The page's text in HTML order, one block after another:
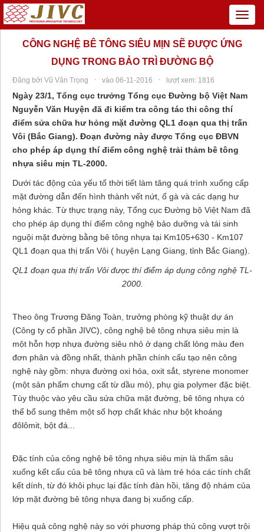
Menu
CÔNG NGHỆ BÊ TÔNG SIÊU MỊN SẼ ĐƯỢC ỨNG
DỤNG TRONG BẢO TRÌ ĐƯỜNG BỘ
Đăng bởi Vũ Văn Trọng · vào 06-11-2016 · lượt xem: 1816
Ngày 23/1, Tổng cục trưởng Tổng cục Đường bộ Việt Nam
Nguyễn Văn Huyện đã đi kiểm tra công tác thi công thí
điểm sửa chữa hư hỏng mặt đường QL1 đoạn qua thị trấn
Vôi (Bắc Giang). Đoạn đường này được Tổng cục ĐBVN
cho phép áp dụng thí điểm công nghệ trải thảm bê tông
nhựa siêu mịn TL-2000.
Dưới tác động của yếu tố thời tiết làm tăng quá trình xuống cấp
mặt đường dẫn đến hình thành vết nứt, ổ gà và các dạng hư
hỏng khác. Từ thực trạng này, Tổng cục Đường bộ Việt Nam đã
cho phép áp dụng thí điểm công nghệ bảo dưỡng và tái sinh
nguội mặt đường bằng bê tông nhựa tại Km105+630 - Km107
QL1 đoạn qua thị trấn Vôi ( huyện Lạng Giang, tỉnh Bắc Giang).
QL1 đoạn qua thị trấn Vôi được thí điểm áp dụng công nghệ TL-
2000.
Theo ông Trương Đăng Toàn, trưởng phòng kỹ thuật dự án
(Công ty cổ phần JIVC), công nghệ bê tông nhựa siêu mịn là
một hỗn hợp nhựa đường siêu nhỏ ở dạng chất lỏng màu đen
đơn phân và đồng nhất, thành phần chính cấu tạo nên công
nghệ này gồm: nhựa đường oxi hóa, oxit sắt, styrene monomer
(một sản phẩm chưng cất từ dầu mỏ), phụ gia polymer đặc biệt.
Tùy thuộc vào yêu cầu sửa chữa mặt đường, bê tông nhựa có
thể bổ sung thêm một số hợp chất khác như bột khoáng
đôlômit, bột đá...
Đặc tính của công nghệ bê tông nhựa siêu mịn là thấm sâu
xuống kết cấu của bê tông nhựa cũ và làm trẻ hóa các tính chất
kết dính, từ đó khôi phục lại đặc tính đàn hồi, tăng độ nhám của
lớp mặt đường bê tông nhựa đang bị xuống cấp.
Hiệu quả công nghệ này so với phương pháp thủ công vượt trội